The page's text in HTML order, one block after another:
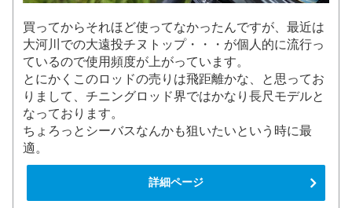
買ってからそれほど使ってなかったんですが、最近は
大河川での大遠投チヌトップ・・・が個人的に流行っ
ているので使用頻度が上がっています。
とにかくこのロッドの売りは飛距離かな、と思ってお
りまして、チニングロッド界ではかなり長尺モデルと
なっております。
ちょろっとシーバスなんかも狙いたいという時に最
適。
詳細ページ